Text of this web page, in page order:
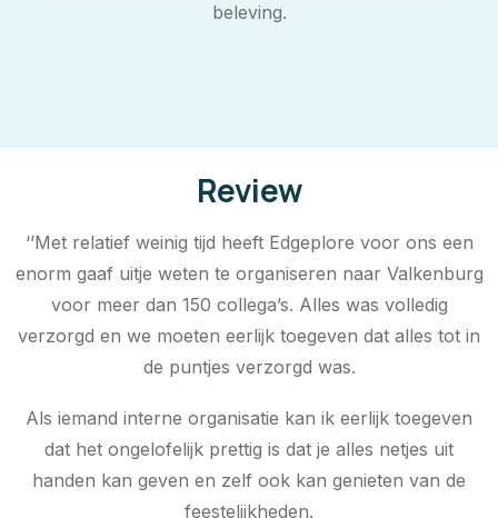
beleving.
Review
‘’Met relatief weinig tijd heeft Edgeplore voor ons een
enorm gaaf uitje weten te organiseren naar Valkenburg
voor meer dan 150 collega’s. Alles was volledig
verzorgd en we moeten eerlijk toegeven dat alles tot in
de puntjes verzorgd was.
Als iemand interne organisatie kan ik eerlijk toegeven
dat het ongelofelijk prettig is dat je alles netjes uit
handen kan geven en zelf ook kan genieten van de
feestelijkheden.